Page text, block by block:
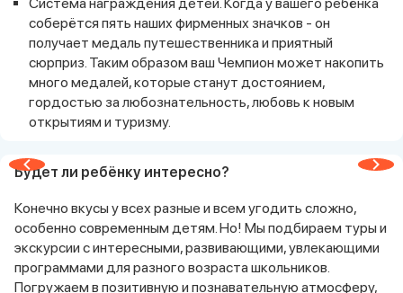
соберётся пять наших фирменных значков - он
получает медаль путешественника и приятный
сюрприз. Таким образом ваш Чемпион может накопить
много медалей, которые станут достоянием,
гордостью за любознательность, любовь к новым
открытиям и туризму.
Будет ли ребёнку интересно?
Конечно вкусы у всех разные и всем угодить сложно,
особенно современным детям. Но! Мы подбираем туры и
экскурсии с интересными, развивающими, увлекающими
программами для разного возраста школьников.
Погружаем в позитивную и познавательную атмосферу,